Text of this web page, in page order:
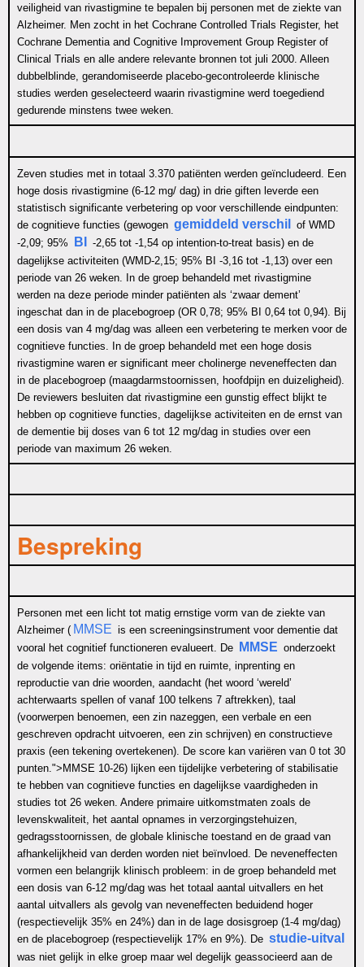
veiligheid van rivastigmine te bepalen bij personen met de ziekte van
Alzheimer. Men zocht in het Cochrane Controlled Trials Register, het
Cochrane Dementia and Cognitive Improvement Group Register of
Clinical Trials en alle andere relevante bronnen tot juli 2000. Alleen
dubbelblinde, gerandomiseerde placebo-gecontroleerde klinische
studies werden geselecteerd waarin rivastigmine werd toegediend
gedurende minstens twee weken.
Zeven studies met in totaal 3.370 patiënten werden geïncludeerd. Een
hoge dosis rivastigmine (6-12 mg/ dag) in drie giften leverde een
statistisch significante verbetering op voor verschillende eindpunten:
de cognitieve functies (gewogen gemiddeld verschil of WMD
-2,09; 95%
BI
-2,65 tot -1,54 op intention-to-treat basis) en de
dagelijkse activiteiten (WMD-2,15; 95% BI -3,16 tot -1,13) over een
periode van 26 weken. In de groep behandeld met rivastigmine
werden na deze periode minder patiënten als ‘zwaar dement’
ingeschat dan in de placebogroep (OR 0,78; 95% BI 0,64 tot 0,94). Bij
een dosis van 4 mg/dag was alleen een verbetering te merken voor de
cognitieve functies. In de groep behandeld met een hoge dosis
rivastigmine waren er significant meer cholinerge neveneffecten dan
in de placebogroep (maagdarmstoornissen, hoofdpijn en duizeligheid).
De reviewers besluiten dat rivastigmine een gunstig effect blijkt te
hebben op cognitieve functies, dagelijkse activiteiten en de ernst van
de dementie bij doses van 6 tot 12 mg/dag in studies over een
periode van maximum 26 weken.
Bespreking
Personen met een licht tot matig ernstige vorm van de ziekte van
Alzheimer ( MMSE is een screeningsinstrument voor dementie dat
vooral het cognitief functioneren evalueert. De
MMSE onderzoekt
de volgende items: oriëntatie in tijd en ruimte, inprenting en
reproductie van drie woorden, aandacht (het woord ‘wereld’
achterwaarts spellen of vanaf 100 telkens 7 aftrekken), taal
(voorwerpen benoemen, een zin nazeggen, een verbale en een
geschreven opdracht uitvoeren, een zin schrijven) en constructieve
praxis (een tekening overtekenen). De score kan variëren van 0 tot 30
punten."> MMSE 10-26) lijken een tijdelijke verbetering of stabilisatie
te hebben van cognitieve functies en dagelijkse vaardigheden in
studies tot 26 weken. Andere primaire uitkomstmaten zoals de
levenskwaliteit, het aantal opnames in verzorgingstehuizen,
gedragsstoornissen, de globale klinische toestand en de graad van
afhankelijkheid van derden worden niet beïnvloed. De neveneffecten
vormen een belangrijk klinisch probleem: in de groep behandeld met
een dosis van 6-12 mg/dag was het totaal aantal uitvallers en het
aantal uitvallers als gevolg van neveneffecten beduidend hoger
(respectievelijk 35% en 24%) dan in de lage dosisgroep (1-4 mg/dag)
en de placebogroep (respectievelijk 17% en 9%). De studie-uitval
was niet gelijk in elke groep maar wel degelijk geassocieerd aan de